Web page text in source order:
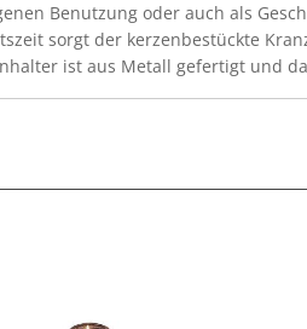
Benutzung oder auch als
sorgt der kerzenbestückte
ist aus Metall gefertigt und